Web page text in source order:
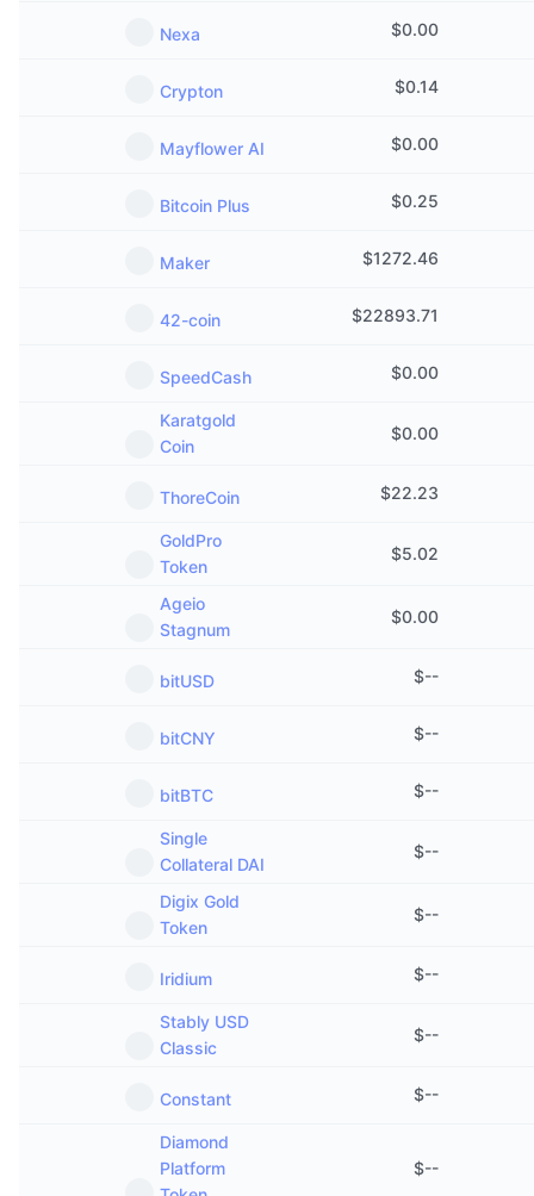
Samlet NFT-statistikk
Kommende salg
Likvidasjoner
Finansieringsrenter
Nexa $0.00
Crypton $0.14
Mayflower AI $0.00
Bitcoin Plus $0.25
Maker $1272.46
42-coin $22893.71
SpeedCash $0.00
Karatgold
Coin
$0.00
ThoreCoin $22.23
GoldPro
Token
$5.02
Ageio
Stagnum
$0.00
bitUSD $--
bitCNY $--
bitBTC $--
Single
Collateral DAI
$--
Digix Gold
Token
$--
Iridium $--
Stably USD
Classic
$--
Constant $--
Diamond
Platform
$--